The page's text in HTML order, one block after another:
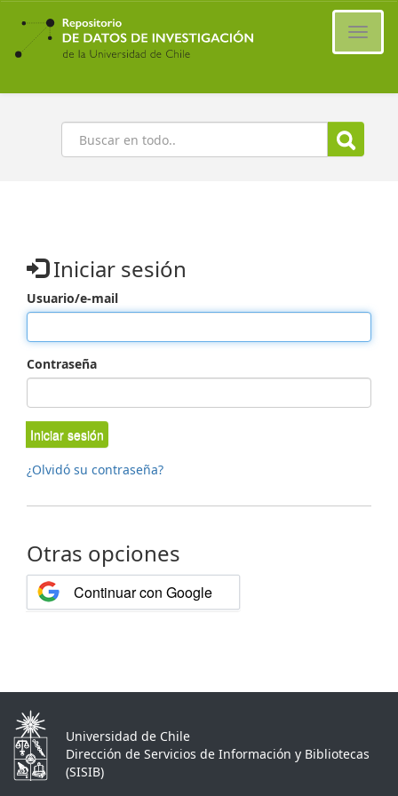
Ir
contenido
principal
Buscar
Iniciar sesión
Usuario/e-mail
Contraseña
Iniciar sesión
¿Olvidó su contraseña?
Otras opciones
Continuar con Google
Universidad de Chile
Dirección de Servicios de Información y Bibliotecas
(SISIB)